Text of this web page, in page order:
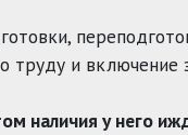
труду и включение
наличия у него